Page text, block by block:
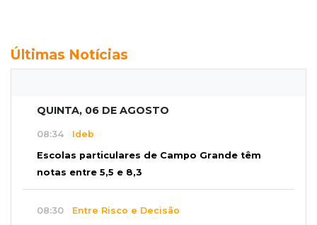
Últimas Notícias
QUINTA, 06 DE AGOSTO
08:34 Ideb
Escolas particulares de Campo Grande têm
notas entre 5,5 e 8,3
08:30 Entre Risco e Decisão